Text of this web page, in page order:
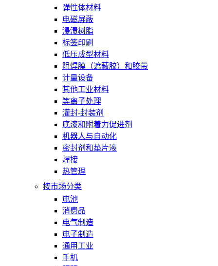
弹性体材料
电磁屏蔽
浸渍树脂
标签印刷
低压成型材料
阻焊膜（遮蔽胶）和胶带
计量设备
其他工业材料
等离子处理
灌封-封装剂
底漆和附着力促进剂
机器人与自动化
密封剂和垫片液
焊接
热管理
按市场分类
电池
消费品
电气制造
电子制造
通用工业
手机